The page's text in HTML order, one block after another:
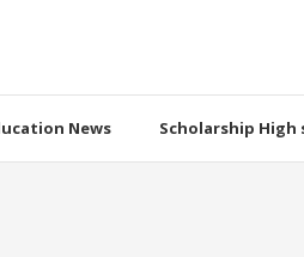
News Scholarship High